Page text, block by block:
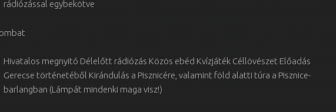
rádiózással egybekötve
Hivatalos megnyitó Délelőtt rádiózás Közös ebéd Kvízjáték Céllövészet Előadás
Gerecse történetéből Kirándulás a Pisznicére, valamint föld alatti túra a Pisznice-
barlangban (Lámpát mindenki maga visz!)